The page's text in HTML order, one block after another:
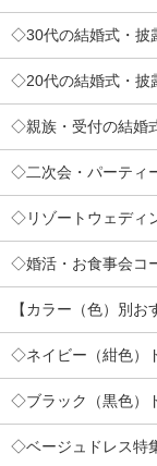
◇30代の結婚式・披
◇20代の結婚式・披
◇親族・受付の結婚
◇二次会・パーティ
◇リゾートウェディ
◇婚活・お食事会コ
【カラー（色）別お
◇ネイビー（紺色）
◇ブラック（黒色）
◇ベージュドレス特